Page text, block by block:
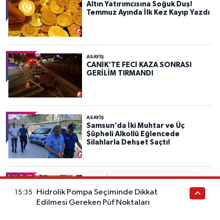
Altın Yatırımcısına Soğuk Duş!
Temmuz Ayında İlk Kez Kayıp Yazdı
ASAYIŞ
CANİK’TE FECİ KAZA SONRASI
GERİLİM TIRMANDI
ASAYIŞ
Samsun'da İki Muhtar ve Üç
Şüpheli Alkollü Eğlencede
Silahlarla Dehşet Saçtı!
MAGAZİN
Jennifer Lopez İstanbul’da Chanel
Krizi Yaşadı: “Sorun Değil” Deyip
Yine Tarzıyla Gündem Oldu
15:35
Hidrolik Pompa Seçiminde Dikkat
Edilmesi Gereken Püf Noktaları